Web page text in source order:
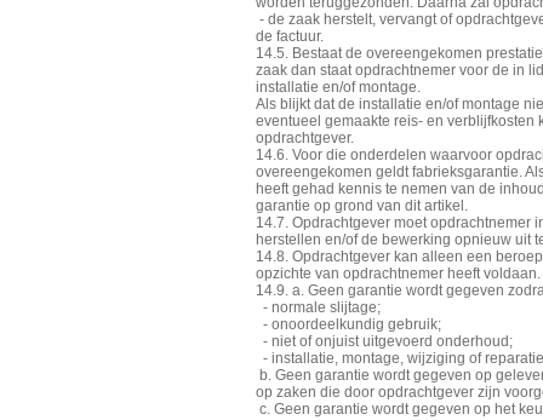
- de zaak herstelt, vervangt of
de factuur.
14.5. Bestaat de overeengekomen
zaak dan staat opdrachtnemer voor de in
installatie en/of montage.
Als blijkt dat de installatie en/of montage
eventueel gemaakte reis- en verblijfkosten
opdrachtgever.
14.6. Voor die onderdelen waarvoor
overeengekomen geldt fabrieksgarantie.
heeft gehad kennis te nemen van de
garantie op grond van dit artikel.
14.7. Opdrachtgever moet
herstellen en/of de bewerking opnieuw uit
14.8. Opdrachtgever kan alleen een
opzichte van opdrachtnemer heeft voldaan.
14.9. a. Geen garantie wordt gegeven
- normale slijtage;
- onoordeelkundig gebruik;
- niet of onjuist uitgevoerd onderhoud;
- installatie, montage, wijziging of
b. Geen garantie wordt gegeven op
op zaken die door opdrachtgever zijn
c. Geen garantie wordt gegeven op het